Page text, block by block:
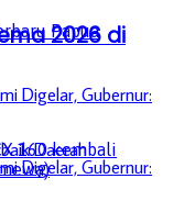
2026 di
Papua